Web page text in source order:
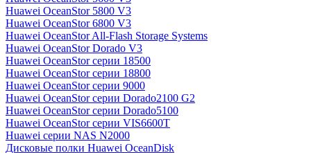
Huawei OceanStor 5800 V3
Huawei OceanStor 6800 V3
Huawei OceanStor All-Flash Storage Systems
Huawei OceanStor Dorado V3
Huawei OceanStor серии 18500
Huawei OceanStor серии 18800
Huawei OceanStor серии 9000
Huawei OceanStor серии Dorado2100 G2
Huawei OceanStor серии Dorado5100
Huawei OceanStor серии VIS6600T
Huawei серии NAS N2000
Дисковые полки Huawei OceanDisk